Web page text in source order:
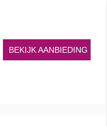
BEKIJK AANBIEDING